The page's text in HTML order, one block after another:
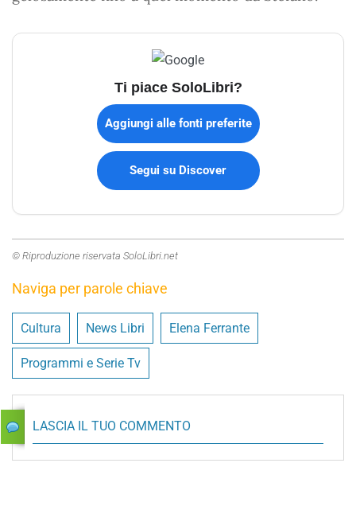
Ti piace SoloLibri?
Aggiungi alle fonti preferite
Segui su Discover
© Riproduzione riservata SoloLibri.net
Naviga per parole chiave
Cultura News Libri Elena Ferrante
Programmi e Serie Tv
LASCIA IL TUO COMMENTO